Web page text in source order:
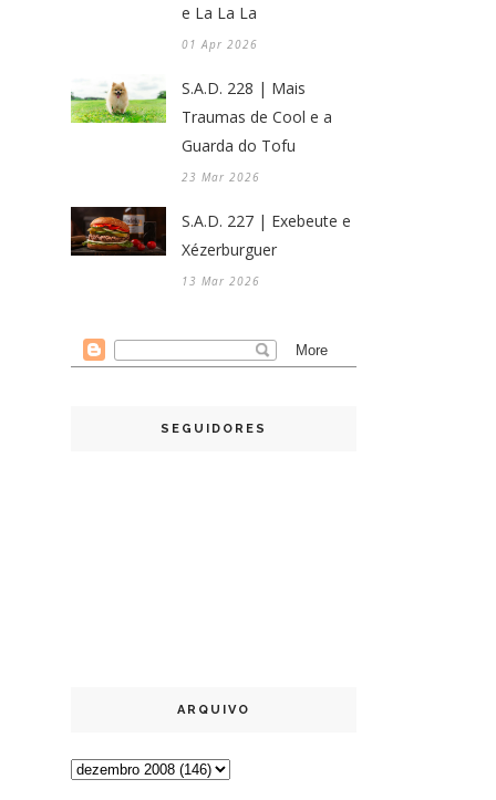
e La La La
01 Apr 2026
S.A.D. 228 | Mais
Traumas de Cool e a
Guarda do Tofu
23 Mar 2026
S.A.D. 227 | Exebeute e
Xézerburguer
13 Mar 2026
SEGUIDORES
ARQUIVO